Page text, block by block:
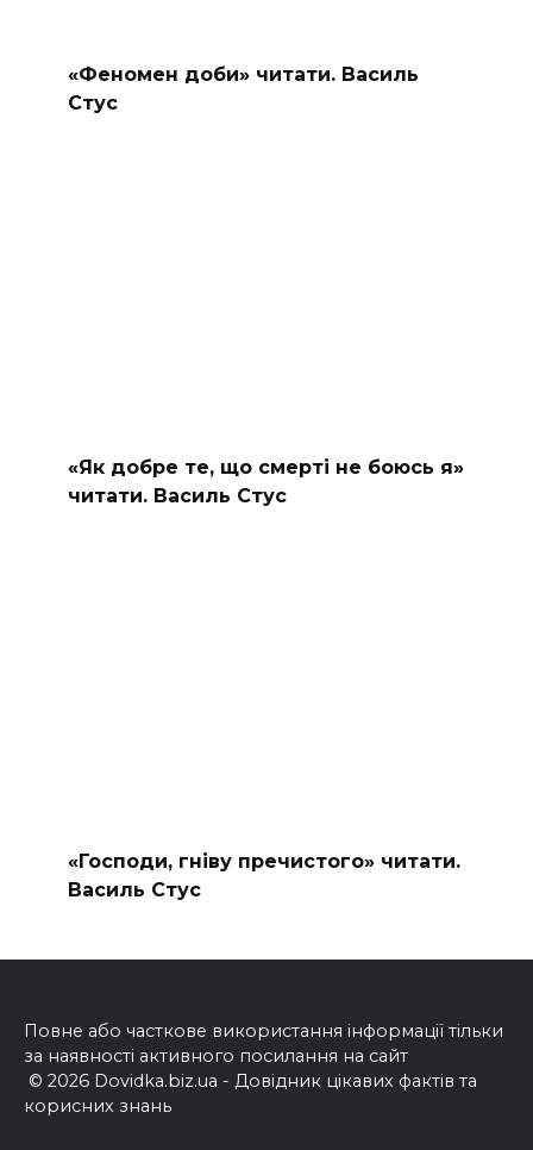
«Феномен доби» читати. Василь
Стус
«Як добре те, що смерті не боюсь я»
читати. Василь Стус
«Господи, гніву пречистого» читати.
Василь Стус
Повне або часткове використання інформації тільки
за наявності активного посилання на сайт
© 2026 Dovidka.biz.ua - Довідник цікавих фактів та
корисних знань